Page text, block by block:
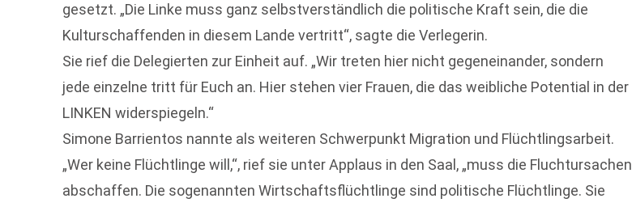
gesetzt. „Die Linke muss ganz selbstverständlich die politische Kraft sein, die die
Kulturschaffenden in diesem Lande vertritt“, sagte die Verlegerin.
Sie rief die Delegierten zur Einheit auf. „Wir treten hier nicht gegeneinander, sondern
jede einzelne tritt für Euch an. Hier stehen vier Frauen, die das weibliche Potential in der
LINKEN widerspiegeln.“
Simone Barrientos nannte als weiteren Schwerpunkt Migration und Flüchtlingsarbeit.
„Wer keine Flüchtlinge will,“, rief sie unter Applaus in den Saal, „muss die Fluchtursachen
abschaffen. Die sogenannten Wirtschaftsflüchtlinge sind politische Flüchtlinge. Sie